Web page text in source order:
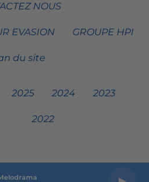
NOUS
EVASION GROUPE HPI
du site
2025 2024 2023
2022